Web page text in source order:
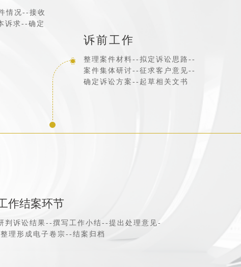
情况--接收
诉求--确定
诉前工作
整理案件材料--拟定诉讼思路--
案件集体研讨--征求客户意见--
确定诉讼方案--起草相关文书
作结案环节
判诉讼结果--撰写工作小结--提出处理意见-
理形成电子卷宗--结案归档